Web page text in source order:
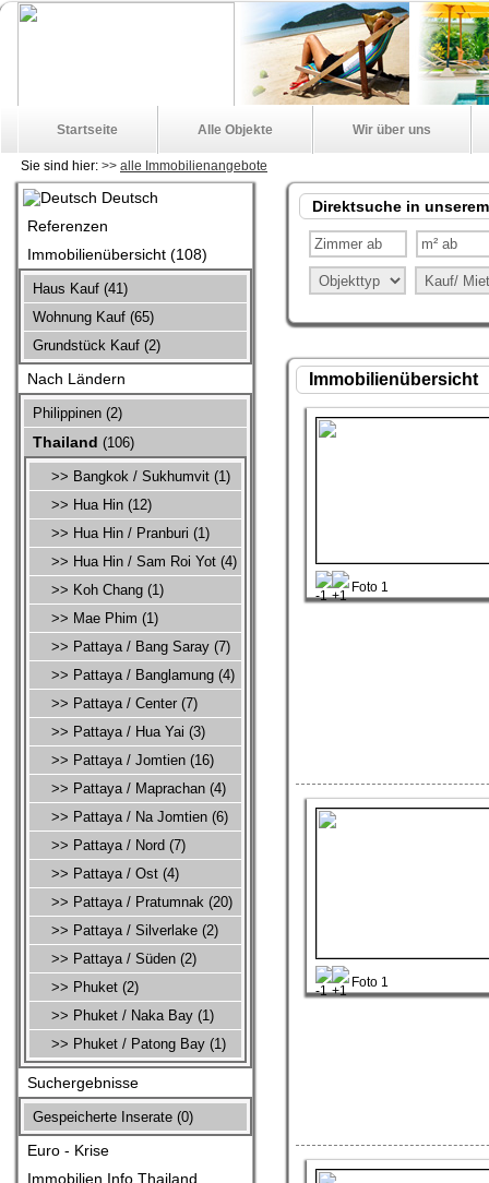
Startseite Alle Objekte Wir über uns
Sie sind hier: >> alle Immobilienangebote
Deutsch
Referenzen
Immobilienübersicht (108)
Haus Kauf (41)
Wohnung Kauf (65)
Grundstück Kauf (2)
Nach Ländern
Philippinen (2)
Thailand (106)
>> Bangkok / Sukhumvit (1)
>> Hua Hin (12)
>> Hua Hin / Pranburi (1)
>> Hua Hin / Sam Roi Yot (4)
>> Koh Chang (1)
>> Mae Phim (1)
>> Pattaya / Bang Saray (7)
>> Pattaya / Banglamung (4)
>> Pattaya / Center (7)
>> Pattaya / Hua Yai (3)
>> Pattaya / Jomtien (16)
>> Pattaya / Maprachan (4)
>> Pattaya / Na Jomtien (6)
>> Pattaya / Nord (7)
>> Pattaya / Ost (4)
>> Pattaya / Pratumnak (20)
>> Pattaya / Silverlake (2)
>> Pattaya / Süden (2)
>> Phuket (2)
>> Phuket / Naka Bay (1)
>> Phuket / Patong Bay (1)
Suchergebnisse
Gespeicherte Inserate (0)
Euro - Krise
Immobilien Info Thailand
Direktsuche in
Immobilienübersicht
Foto 1
Foto 1